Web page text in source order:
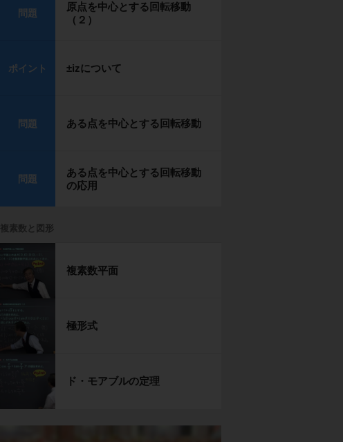
問題
原点を中心とする回転移動
（２）
ポイント ±izについて
問題 ある点を中心とする回転移動
問題
ある点を中心とする回転移動
の応用
複素数と図形
複素数平面
極形式
ド・モアブルの定理